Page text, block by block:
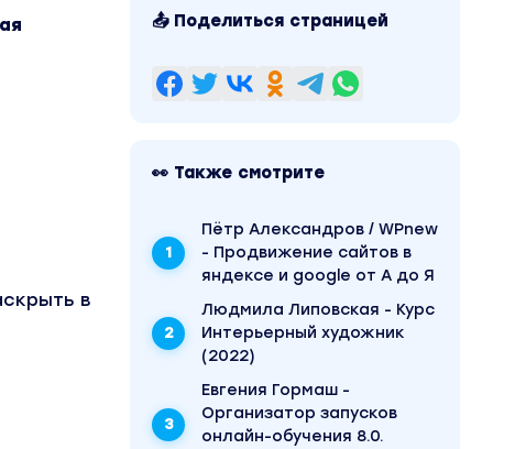
в
📤 Поделиться страницей
👀 Также смотрите
Пётр Александров / WPnew
- Продвижение сайтов в
яндексе и google от А до Я
Людмила Липовская - Курс
Интерьерный художник
(2022)
Евгения Гормаш -
Организатор запусков
онлайн-обучения 8.0.